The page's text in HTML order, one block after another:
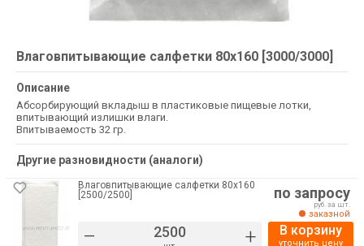
Влаговпитывающие салфетки 80х160 [3000/3000]
Описание
Абсорбирующий вкладыш в пластиковые пищевые лотки,
впитывающий излишки влаги.
Впитываемость 32 гр.
Другие разновидности (аналоги)
Влаговпитывающие салфетки 80х160
[2500/2500]
– +
по запросу
руб. за шт.
заказной
В корзину
уточнить цену